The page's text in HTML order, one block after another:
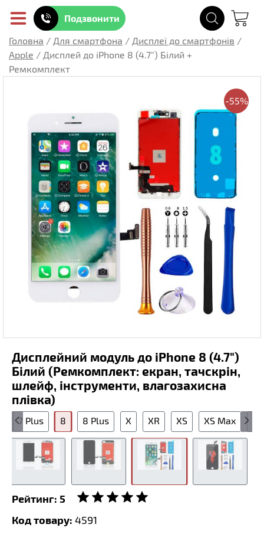
Подзвонити
Головна / Для смартфона / Дисплеї до смартфонів /
Apple / Дисплей до iPhone 8 (4.7") Білий +
Ремкомплект
-55%
Дисплейний модуль до iPhone 8 (4.7")
Білий (Ремкомплект: екран, тачскрін,
шлейф, інструменти, влагозахисна
плівка)
7 Plus 8 8 Plus X XR XS XS Max
Рейтинг: 5
Код товару: 4591